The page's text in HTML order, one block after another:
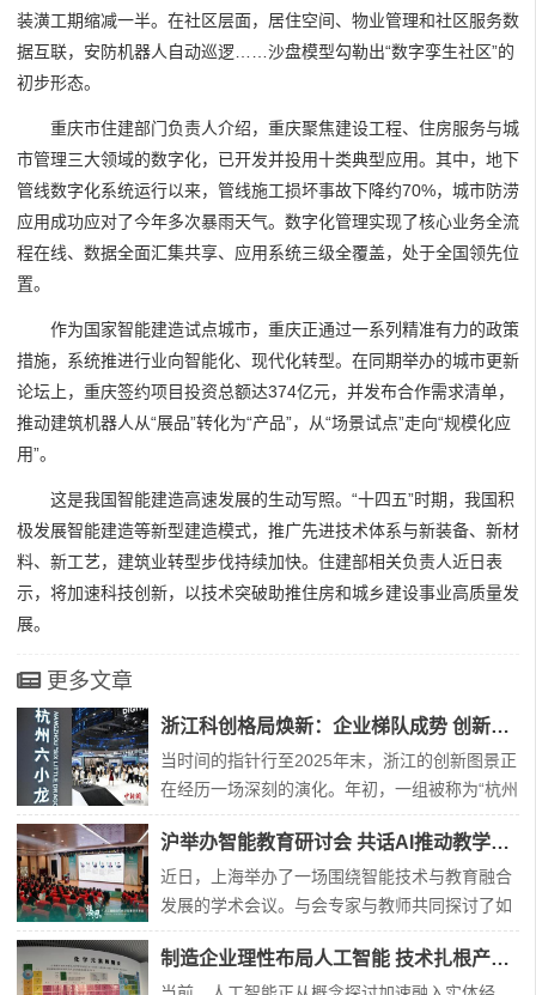
装潢工期缩减一半。在社区层面，居住空间、物业管理和社区服务数
据互联，安防机器人自动巡逻……沙盘模型勾勒出“数字孪生社区”的
初步形态。
重庆市住建部门负责人介绍，重庆聚焦建设工程、住房服务与城
市管理三大领域的数字化，已开发并投用十类典型应用。其中，地下
管线数字化系统运行以来，管线施工损坏事故下降约70%，城市防涝
应用成功应对了今年多次暴雨天气。数字化管理实现了核心业务全流
程在线、数据全面汇集共享、应用系统三级全覆盖，处于全国领先位
置。
作为国家智能建造试点城市，重庆正通过一系列精准有力的政策
措施，系统推进行业向智能化、现代化转型。在同期举办的城市更新
论坛上，重庆签约项目投资总额达374亿元，并发布合作需求清单，
推动建筑机器人从“展品”转化为“产品”，从“场景试点”走向“规模化应
用”。
这是我国智能建造高速发展的生动写照。“十四五”时期，我国积
极发展智能建造等新型建造模式，推广先进技术体系与新装备、新材
料、新工艺，建筑业转型步伐持续加快。住建部相关负责人近日表
示，将加速科技创新，以技术突破助推住房和城乡建设事业高质量发
展。
更多文章
浙江科创格局焕新：企业梯队成势 创新生态跃升
当时间的指针行至2025年末，浙江的创新图景正
在经历一场深刻的演化。年初，一组被称为“杭州
六小龙”的科技企业崭露头角，以其突破性的技术
与市场表现，拉开了这一年的序幕。它们的集体
涌现与稳健成长，不仅成为年度热词，更标志着
一个以高潜力科技企业为主角的发展新篇章已然
开启。然而，故事并未止步于此。在虚拟现实、
智
沪举办智能教育研讨会 共话AI推动教学创新路径
近日，上海举办了一场围绕智能技术与教育融合
发展的学术会议。与会专家与教师共同探讨了如
何借助新兴科技推动教学创新，构建适应数字时
代的教育新环境。本次活动由多家教育研究机
构、学术团体及企业联合筹办。会上，上海市教
制造企业理性布局人工智能 技术扎根产业求实效